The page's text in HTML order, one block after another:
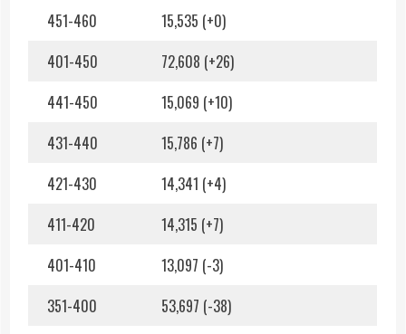
451-460
15,535 (+0)
401-450
72,608 (+26)
441-450
15,069 (+10)
431-440
15,786 (+7)
421-430
14,341 (+4)
411-420
14,315 (+7)
401-410
13,097 (-3)
351-400
53,697 (-38)